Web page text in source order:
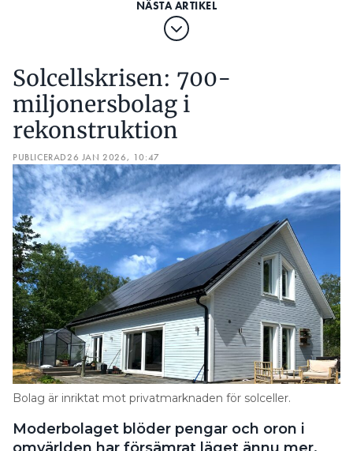
Solcellskrisen: 700-
miljonersbolag i
rekonstruktion
PUBLICERAD26 JAN 2026, 10:47
Bolag är inriktat mot privatmarknaden för solceller.
Moderbolaget blöder pengar och oron i